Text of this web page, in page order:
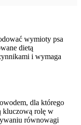
wymioty psa
dietą
i wymaga
dla którego
kluczową rolę w
równowagi